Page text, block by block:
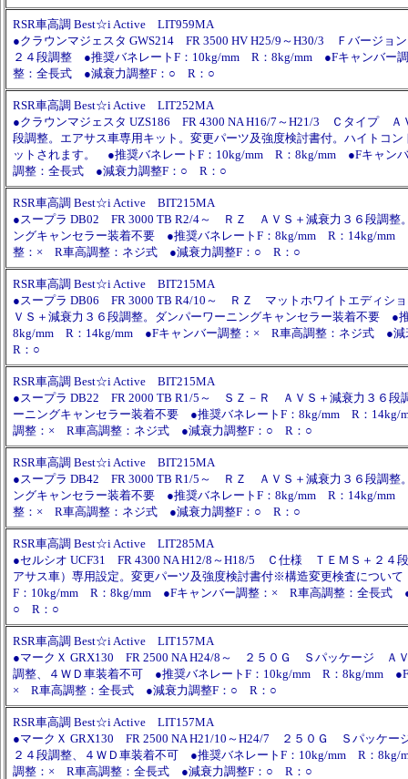
RSR車高調 Best☆i Active LIT959MA
●クラウンマジェスタ GWS214 FR 3500 HV H25/9～H30/3 Ｆバージョ
２４段調整 ●推奨バネレートF：10kg/mm R：8kg/mm ●Fキャンバー
整：全長式 ●減衰力調整F：○ R：○
RSR車高調 Best☆i Active LIT252MA
●クラウンマジェスタ UZS186 FR 4300 NA H16/7～H21/3 Ｃタイプ Ａ
段調整。エアサス車専用キット。変更パーツ及強度検討書付。ハイトコン
ットされます。 ●推奨バネレートF：10kg/mm R：8kg/mm ●Fキャン
調整：全長式 ●減衰力調整F：○ R：○
RSR車高調 Best☆i Active BIT215MA
●スープラ DB02 FR 3000 TB R2/4～ ＲＺ ＡＶＳ＋減衰力３６段調整
ングキャンセラー装着不要 ●推奨バネレートF：8kg/mm R：14kg/mm
整：× R車高調整：ネジ式 ●減衰力調整F：○ R：○
RSR車高調 Best☆i Active BIT215MA
●スープラ DB06 FR 3000 TB R4/10～ ＲＺ マットホワイトエディシ
ＶＳ＋減衰力３６段調整。ダンパーワーニングキャンセラー装着不要 ●
8kg/mm R：14kg/mm ●Fキャンバー調整：× R車高調整：ネジ式 ●
R：○
RSR車高調 Best☆i Active BIT215MA
●スープラ DB22 FR 2000 TB R1/5～ ＳＺ－Ｒ ＡＶＳ＋減衰力３６段
ーニングキャンセラー装着不要 ●推奨バネレートF：8kg/mm R：14kg/
調整：× R車高調整：ネジ式 ●減衰力調整F：○ R：○
RSR車高調 Best☆i Active BIT215MA
●スープラ DB42 FR 3000 TB R1/5～ ＲＺ ＡＶＳ＋減衰力３６段調整
ングキャンセラー装着不要 ●推奨バネレートF：8kg/mm R：14kg/mm
整：× R車高調整：ネジ式 ●減衰力調整F：○ R：○
RSR車高調 Best☆i Active LIT285MA
●セルシオ UCF31 FR 4300 NA H12/8～H18/5 Ｃ仕様 ＴＥＭＳ＋２４
アサス車）専用設定。変更パーツ及強度検討書付※構造変更検査につい
F：10kg/mm R：8kg/mm ●Fキャンバー調整：× R車高調整：全長式
○ R：○
RSR車高調 Best☆i Active LIT157MA
●マークＸ GRX130 FR 2500 NA H24/8～ ２５０Ｇ Ｓパッケージ Ａ
調整、４ＷＤ車装着不可 ●推奨バネレートF：10kg/mm R：8kg/mm
× R車高調整：全長式 ●減衰力調整F：○ R：○
RSR車高調 Best☆i Active LIT157MA
●マークＸ GRX130 FR 2500 NA H21/10～H24/7 ２５０Ｇ Ｓパッケー
２４段調整、４ＷＤ車装着不可 ●推奨バネレートF：10kg/mm R：8kg/
調整：× R車高調整：全長式 ●減衰力調整F：○ R：○